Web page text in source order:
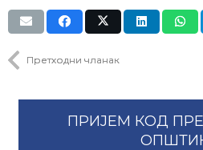
Претходни чланак
ПРИЈЕМ КОД